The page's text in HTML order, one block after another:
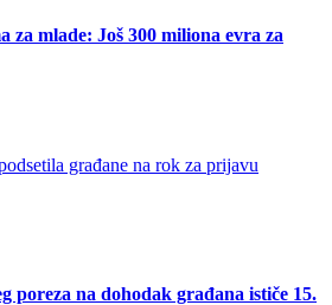
za mlade: Još 300 miliona evra za
poreza na dohodak građana ističe 15.